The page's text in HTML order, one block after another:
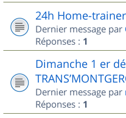
24h Home-
Dernier message par
Réponses : 1
Dimanche 1 er
Dernier message par
Réponses : 1